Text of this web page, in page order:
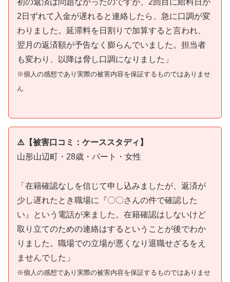
2日ずれて入金が遅れると連絡したら、急に口調が変
わりました。延滞料を日割りで加算すると言われ、
翌月の返済額が予告なく膨らんでいました。担当者
も変わり、以降は脅し口調になりました」
※個人の感想であり実際の被害内容を保証するものではありませ
ん
⚠️【被害口コミ：ケーススタディ】
山形山辺町・28歳・パート・女性
「在籍確認なしを信じて申し込みましたが、返済が
少し遅れたとき職場に『〇〇さんの件で確認した
い』という電話が来ました。在籍確認はしないけど
取り立てのための連絡はするということが後でわか
りました。職場での立場が悪くなり退職せざるをえ
ませんでした」
※個人の感想であり実際の被害内容を保証するものではありませ